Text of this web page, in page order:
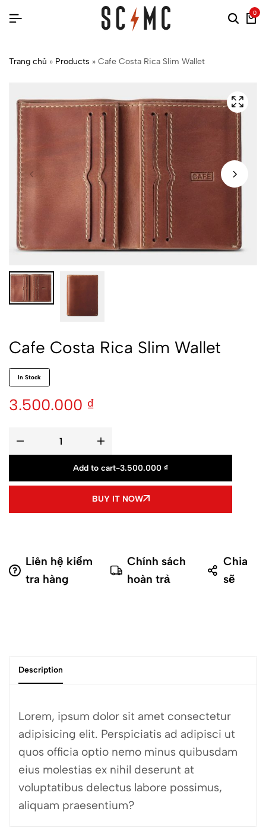
0
Trang chủ » Products » Cafe Costa Rica Slim Wallet
Cafe Costa Rica Slim Wallet
In Stock
3.500.000 ₫
Add to cart-3.500.000 ₫
BUY IT NOW
Liên hệ kiểm
tra hàng
Chính sách
hoàn trả
Chia
sẽ
Description
Lorem, ipsum dolor sit amet consectetur
adipisicing elit. Perspiciatis ad adipisci ut
quos officia optio nemo minus quibusdam
eius molestias ex nihil deserunt at
voluptatibus delectus labore possimus,
aliquam praesentium?